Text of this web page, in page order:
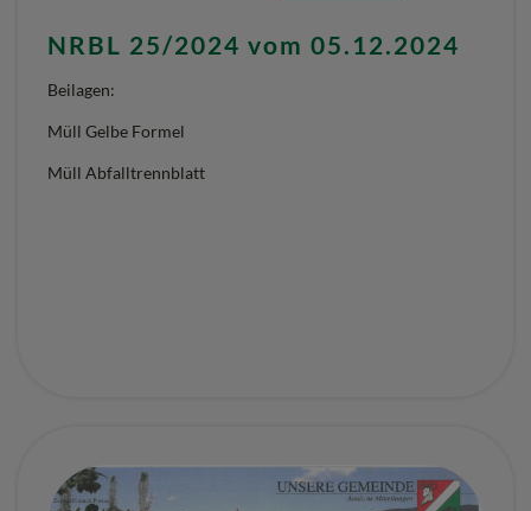
NRBL 25/2024 vom 05.12.2024
Beilagen:
Müll Gelbe Formel
Müll Abfalltrennblatt